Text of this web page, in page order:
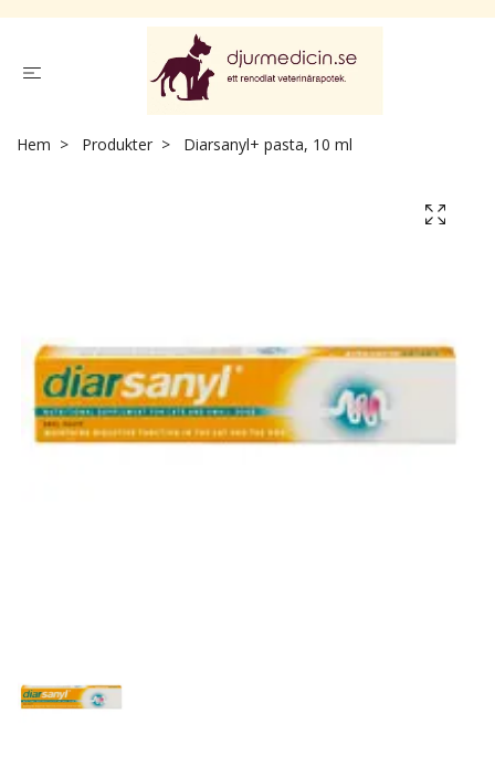
Hem Produkter Diarsanyl+ pasta, 10 ml